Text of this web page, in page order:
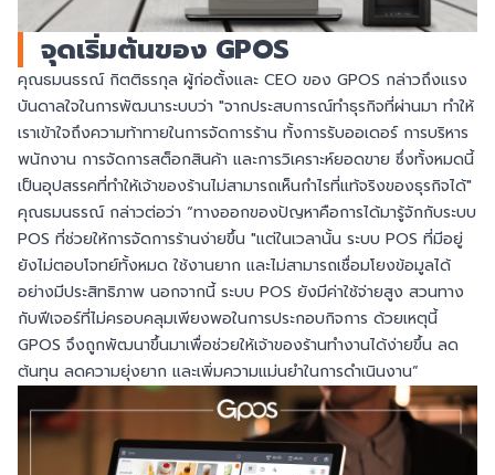
จุดเริ่มต้นของ GPOS
คุณธมนธรณ์ กิตติธรกุล ผู้ก่อตั้งและ CEO ของ GPOS กล่าวถึงแรง
บันดาลใจในการพัฒนาระบบว่า "จากประสบการณ์ทำธุรกิจที่ผ่านมา ทำให้
เราเข้าใจถึงความท้าทายในการจัดการร้าน ทั้งการรับออเดอร์ การบริหาร
พนักงาน การจัดการสต็อกสินค้า และการวิเคราะห์ยอดขาย ซึ่งทั้งหมดนี้
เป็นอุปสรรคที่ทำให้เจ้าของร้านไม่สามารถเห็นกำไรที่แท้จริงของธุรกิจได้"
คุณธมนธรณ์ กล่าวต่อว่า “ทางออกของปัญหาคือการได้มารู้จักกับระบบ
POS ที่ช่วยให้การจัดการร้านง่ายขึ้น "แต่ในเวลานั้น ระบบ POS ที่มีอยู่
ยังไม่ตอบโจทย์ทั้งหมด ใช้งานยาก และไม่สามารถเชื่อมโยงข้อมูลได้
อย่างมีประสิทธิภาพ นอกจากนี้ ระบบ POS ยังมีค่าใช้จ่ายสูง สวนทาง
กับฟีเจอร์ที่ไม่ครอบคลุมเพียงพอในการประกอบกิจการ ด้วยเหตุนี้
GPOS จึงถูกพัฒนาขึ้นมาเพื่อช่วยให้เจ้าของร้านทำงานได้ง่ายขึ้น ลด
ต้นทุน ลดความยุ่งยาก และเพิ่มความแม่นยำในการดำเนินงาน”